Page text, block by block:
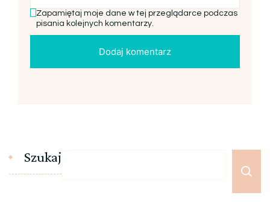
Zapamiętaj moje dane w tej przeglądarce podczas
pisania kolejnych komentarzy.
Szukaj